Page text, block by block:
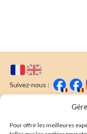
Pour offrir les meilleures
Suivez-nous :
Newsletter